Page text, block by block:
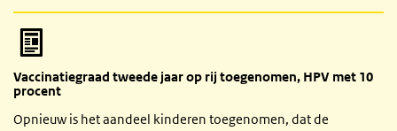
Vaccinatiegraad tweede jaar op rij toegenomen, HPV met 10
procent
Opnieuw is het aandeel kinderen toegenomen, dat de